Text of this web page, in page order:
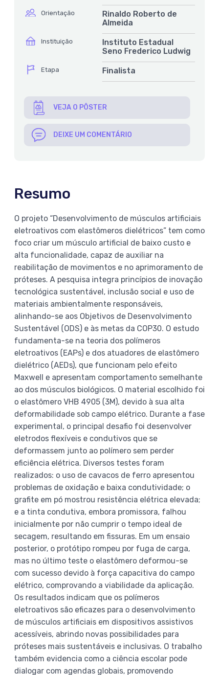
íconeOrientação
Rinaldo Roberto de
Almeida
íconeInstituição
Instituto Estadual
Seno Frederico Ludwig
íconeEtapa Finalista
VEJA O PÔSTER
DEIXE UM COMENTÁRIO
Resumo
O projeto “Desenvolvimento de músculos artificiais
eletroativos com elastômeros dielétricos” tem como
foco criar um músculo artificial de baixo custo e
alta funcionalidade, capaz de auxiliar na
reabilitação de movimentos e no aprimoramento de
próteses. A pesquisa integra princípios de inovação
tecnológica sustentável, inclusão social e uso de
materiais ambientalmente responsáveis,
alinhando-se aos Objetivos de Desenvolvimento
Sustentável (ODS) e às metas da COP30. O estudo
fundamenta-se na teoria dos polímeros
eletroativos (EAPs) e dos atuadores de elastômero
dielétrico (AEDs), que funcionam pelo efeito
Maxwell e apresentam comportamento semelhante
ao dos músculos biológicos. O material escolhido foi
o elastômero VHB 4905 (3M), devido à sua alta
deformabilidade sob campo elétrico. Durante a fase
experimental, o principal desafio foi desenvolver
eletrodos flexíveis e condutivos que se
deformassem junto ao polímero sem perder
eficiência elétrica. Diversos testes foram
realizados: o uso de cavacos de ferro apresentou
problemas de oxidação e baixa condutividade; o
grafite em pó mostrou resistência elétrica elevada;
e a tinta condutiva, embora promissora, falhou
inicialmente por não cumprir o tempo ideal de
secagem, resultando em fissuras. Em um ensaio
posterior, o protótipo rompeu por fuga de carga,
mas no último teste o elastômero deformou-se
com sucesso devido à força capacitiva do campo
elétrico, comprovando a viabilidade da aplicação.
Os resultados indicam que os polímeros
eletroativos são eficazes para o desenvolvimento
de músculos artificiais em dispositivos assistivos
acessíveis, abrindo novas possibilidades para
próteses mais sustentáveis e inclusivas. O trabalho
também evidencia como a ciência escolar pode
dialogar com agendas globais, promovendo